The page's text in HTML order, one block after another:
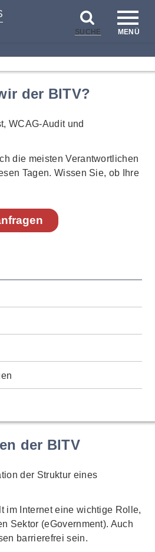
SUCHE MENÜ
der BITV?
die meisten Verantwortlichen
Tagen. Wissen Sie, ob Ihre
der BITV
im Internet eine wichtige Rolle,
Sektor (eGovernment). Auch
barrierefrei sein.